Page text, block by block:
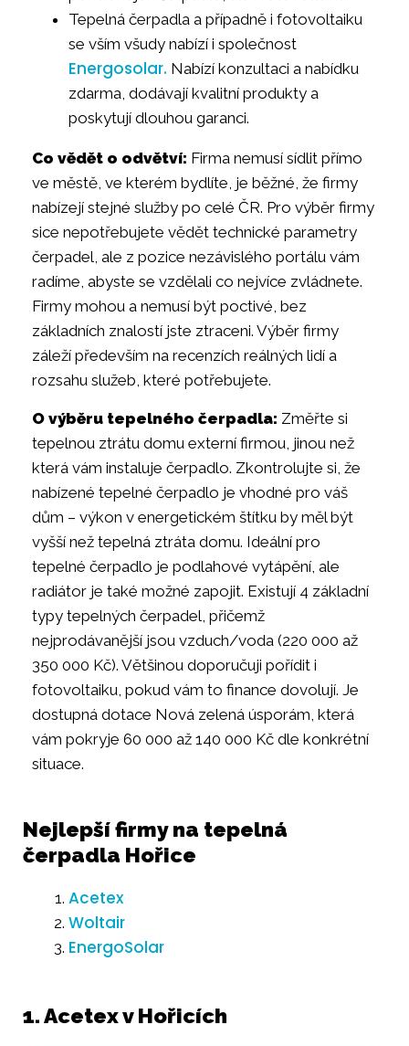
Tepelná čerpadla a případně i fotovoltaiku
se vším všudy nabízí i společnost
Energosolar. Nabízí konzultaci a nabídku
zdarma, dodávají kvalitní produkty a
poskytují dlouhou garanci.
Co vědět o odvětví: Firma nemusí sídlit přímo
ve městě, ve kterém bydlíte, je běžné, že firmy
nabízejí stejné služby po celé ČR. Pro výběr firmy
sice nepotřebujete vědět technické parametry
čerpadel, ale z pozice nezávislého portálu vám
radíme, abyste se vzdělali co nejvíce zvládnete.
Firmy mohou a nemusí být poctivé, bez
základních znalostí jste ztraceni. Výběr firmy
záleží především na recenzích reálných lidí a
rozsahu služeb, které potřebujete.
O výběru tepelného čerpadla: Změřte si
tepelnou ztrátu domu externí firmou, jinou než
která vám instaluje čerpadlo. Zkontrolujte si, že
nabízené tepelné čerpadlo je vhodné pro váš
dům – výkon v energetickém štítku by měl být
vyšší než tepelná ztráta domu. Ideální pro
tepelné čerpadlo je podlahové vytápění, ale
radiátor je také možné zapojit. Existují 4 základní
typy tepelných čerpadel, přičemž
nejprodávanější jsou vzduch/voda (220 000 až
350 000 Kč). Většinou doporučuji pořídit i
fotovoltaiku, pokud vám to finance dovolují. Je
dostupná dotace Nová zelená úsporám, která
vám pokryje 60 000 až 140 000 Kč dle konkrétní
situace.
Nejlepší firmy na tepelná
čerpadla Hořice
Acetex
Woltair
EnergoSolar
1. Acetex v Hořicích